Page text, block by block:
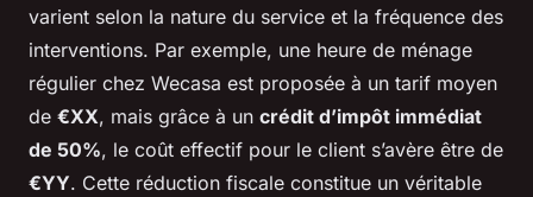
varient selon la nature du service et la fréquence des
interventions. Par exemple, une heure de ménage
régulier chez Wecasa est proposée à un tarif moyen
de €XX, mais grâce à un crédit d’impôt immédiat
de 50%, le coût effectif pour le client s’avère être de
€YY. Cette réduction fiscale constitue un véritable